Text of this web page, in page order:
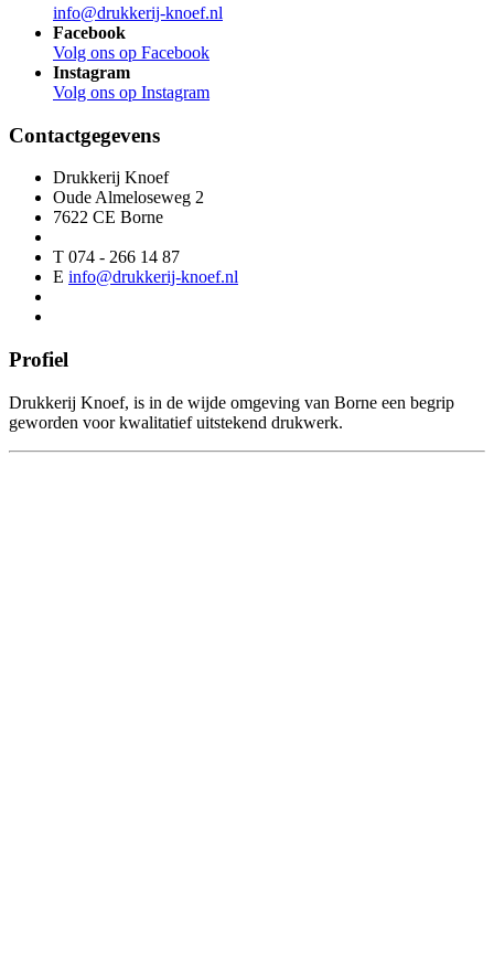
info@drukkerij-knoef.nl
Facebook
Volg ons op Facebook
Instagram
Volg ons op Instagram
Contactgegevens
Drukkerij Knoef
Oude Almeloseweg 2
7622 CE Borne
T 074 - 266 14 87
E info@drukkerij-knoef.nl
Profiel
Drukkerij Knoef, is in de wijde omgeving van Borne een begrip
geworden voor kwalitatief uitstekend drukwerk.